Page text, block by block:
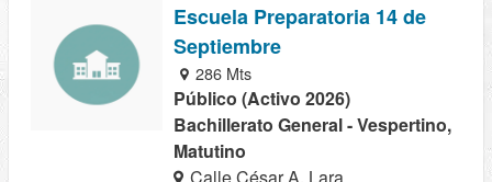
Escuela Preparatoria 14 de
Septiembre
286 Mts
Público (Activo 2026)
Bachillerato General - Vespertino,
Matutino